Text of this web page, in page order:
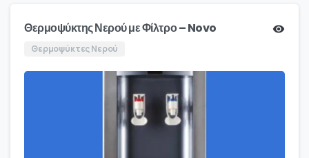
Θερμοψύκτης Νερού με Φίλτρο – Novo
Θερμοψύκτες Νερού